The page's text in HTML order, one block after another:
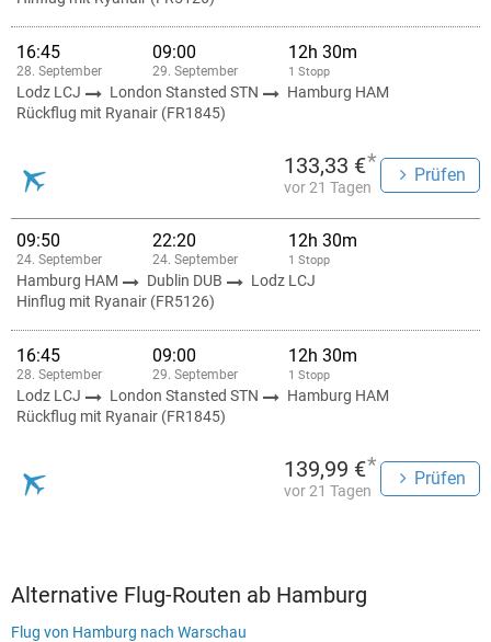
16:45
28. September
09:00
29. September
12h 30m
1 Stopp
Lodz LCJ London Stansted STN
Hamburg HAM
Rückflug mit Ryanair (FR1845)
133,33 €*
vor 21 Tagen
Prüfen
09:50
24. September
22:20
24. September
12h 30m
1 Stopp
Hamburg HAM Dublin DUB
Lodz LCJ
Hinflug mit Ryanair (FR5126)
16:45
28. September
09:00
29. September
12h 30m
1 Stopp
Lodz LCJ London Stansted STN
Hamburg HAM
Rückflug mit Ryanair (FR1845)
139,99 €*
vor 21 Tagen
Prüfen
Alternative Flug-Routen ab Hamburg
Flug von Hamburg nach Warschau